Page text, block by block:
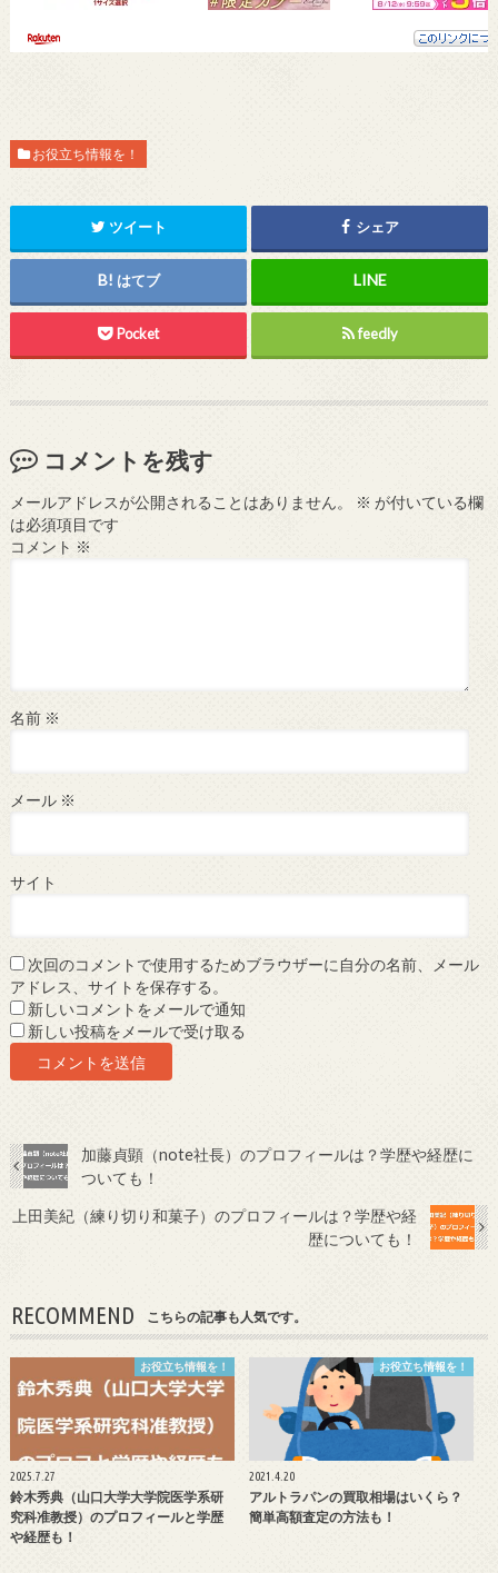
お役立ち情報を！
ツイート シェア
はてブ
Pocket feedly
コメントを残す
メールアドレスが公開されることはありません。 ※ が付いている欄
は必須項目です
コメント ※
名前 ※
メール ※
サイト
次回のコメントで使用するためブラウザーに自分の名前、メール
アドレス、サイトを保存する。
新しいコメントをメールで通知
新しい投稿をメールで受け取る
加藤貞顕（note社長）のプロフィールは？学歴や経歴に
ついても！
上田美紀（練り切り和菓子）のプロフィールは？学歴や経
歴についても！
RECOMMEND こちらの記事も人気です。
お役立ち情報を！
2025.7.27
鈴木秀典（山口大学大学院医学系研
究科准教授）のプロフィールと学歴
や経歴も！
お役立ち情報を！
2021.4.20
アルトラパンの買取相場はいくら？
簡単高額査定の方法も！